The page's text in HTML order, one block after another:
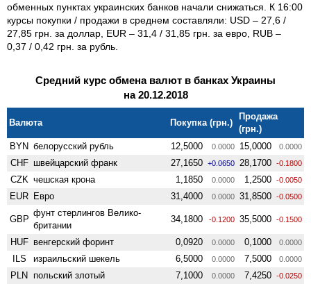
обменных пунктах украинских банков начали снижаться. К 16:00
курсы покупки / продажи в среднем составляли: USD – 27,6 /
27,85 грн. за доллар, EUR – 31,4 / 31,85 грн. за евро, RUB –
0,37 / 0,42 грн. за рубль.
Средний курс обмена валют в банках Украины
на 20.12.2018
Валюта Покупка (грн.)
Продажа
(грн.)
BYN белорусский рубль 12,5000 0.0000 15,0000 0.0000
CHF швейцарский франк 27,1650 +0.0650 28,1700 -0.1800
CZK чешская крона 1,1850 0.0000 1,2500 -0.0050
EUR Евро 31,4000 0.0000 31,8500 -0.0500
GBP
фунт стерлингов Велико­
британии
34,1800 -0.1200 35,5000 -0.1500
HUF венгерский форинт 0,0920 0.0000 0,1000 0.0000
ILS израильский шекель 6,5000 0.0000 7,5000 0.0000
PLN польский злотый 7,1000 0.0000 7,4250 -0.0250